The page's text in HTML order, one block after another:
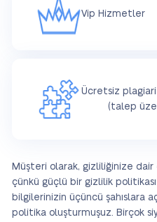
Vip Hizmetler
Ücretsiz
(talep
Müşteri olarak, gizliliğinize
çünkü güçlü bir gizlilik
bilgilerinizin üçüncü şahıslara
politika oluşturmuşuz. Birçok